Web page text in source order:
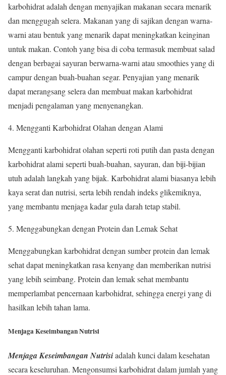
karbohidrat adalah dengan menyajikan makanan secara menarik
dan menggugah selera. Makanan yang di sajikan dengan warna-
warni atau bentuk yang menarik dapat meningkatkan keinginan
untuk makan. Contoh yang bisa di coba termasuk membuat salad
dengan berbagai sayuran berwarna-warni atau smoothies yang di
campur dengan buah-buahan segar. Penyajian yang menarik
dapat merangsang selera dan membuat makan karbohidrat
menjadi pengalaman yang menyenangkan.
4. Mengganti Karbohidrat Olahan dengan Alami
Mengganti karbohidrat olahan seperti roti putih dan pasta dengan
karbohidrat alami seperti buah-buahan, sayuran, dan biji-bijian
utuh adalah langkah yang bijak. Karbohidrat alami biasanya lebih
kaya serat dan nutrisi, serta lebih rendah indeks glikemiknya,
yang membantu menjaga kadar gula darah tetap stabil.
5. Menggabungkan dengan Protein dan Lemak Sehat
Menggabungkan karbohidrat dengan sumber protein dan lemak
sehat dapat meningkatkan rasa kenyang dan memberikan nutrisi
yang lebih seimbang. Protein dan lemak sehat membantu
memperlambat pencernaan karbohidrat, sehingga energi yang di
hasilkan lebih tahan lama.
Menjaga Keseimbangan Nutrisi
Menjaga Keseimbangan Nutrisiadalah kunci dalam kesehatan
secara keseluruhan. Mengonsumsi karbohidrat dalam jumlah yang